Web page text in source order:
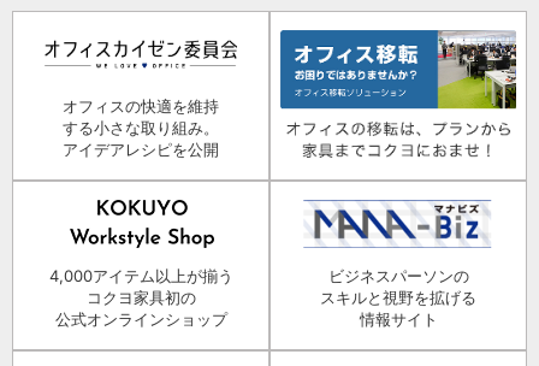
オフィスの快適を維持
する小さな取り組み。
アイデアレシピを公開
4,000アイテム以上が揃う
コクヨ家具初の
公式オンラインショップ
ビジネスパーソンの
スキルと視野を拡げる
情報サイト